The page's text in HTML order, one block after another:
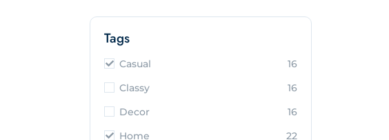
Tags
Casual
16
Classy
16
Decor
16
Home
22